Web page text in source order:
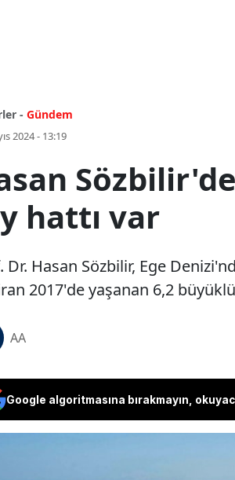
- Gündem
2024 - 13:19
hattı var
Dr. Hasan Sözbilir, Ege
2017'de yaşanan 6,2
AA
Google algoritmasına bırakmayın,